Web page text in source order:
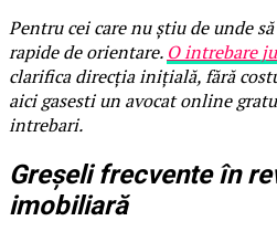
Pentru cei care nu știu de unde
rapide de orientare. O intrebare
clarifica direcția inițială, fără
aici gasesti un avocat online
intrebari.
Greșeli frecvente în
imobiliară